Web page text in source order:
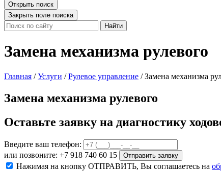
Открыть поиск
Закрыть поле поиска
Замена механизма рулевого
Главная /Услуги /Рулевое управление /Замена механизма
Замена механизма рулевого
Оставьте заявку на диагностику
Введите ваш телефон:
или позвоните: +7 918 740 60 15
Отправить заявку
Нажимая на кнопку ОТПРАВИТЬ, Вы соглашаетесь на